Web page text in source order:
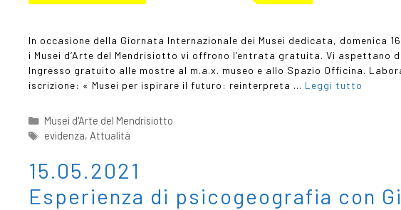
In occasione della Giornata Internazionale dei Musei dedicata, domenica
i Musei d’Arte del Mendrisiotto vi offrono l’entrata gratuita. Vi aspettano
Ingresso gratuito alle mostre al m.a.x. museo e allo Spazio Officina.
iscrizione: « Musei per ispirare il futuro: reinterpreta … Leggi tutto
Musei d'Arte del Mendrisiotto
evidenza, Attualità
15.05.2021
Esperienza di psicogeografia con